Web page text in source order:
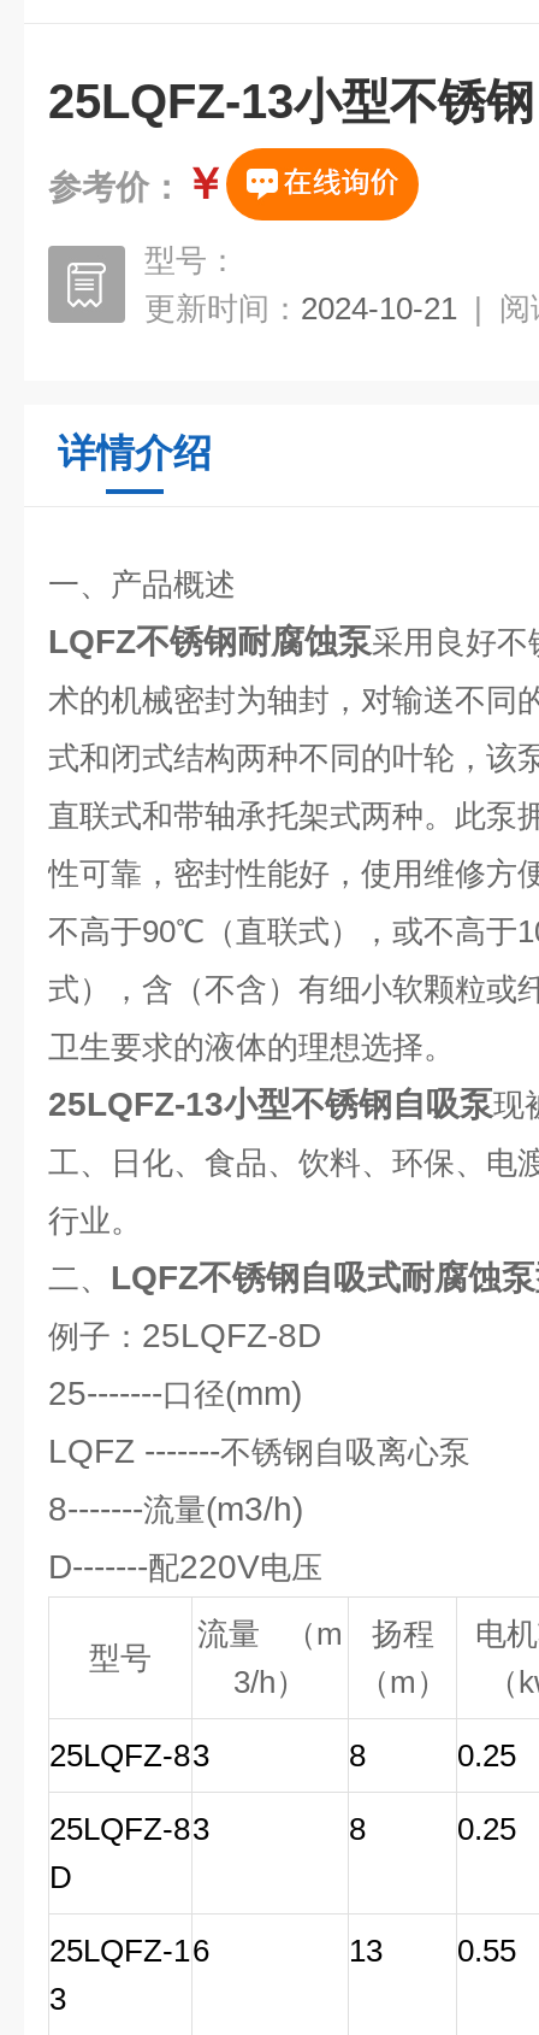
25LQFZ-13小型不锈
参考价： ￥
型号：
更新时间： 2024-10-21 | 阅
详情介绍
一、产品概述
LQFZ不锈钢耐腐蚀泵采用良好不
术的机械密封为轴封，对输送不同
式和闭式结构两种不同的叶轮，该
直联式和带轴承托架式两种。此泵
性可靠，密封性能好，使用维修方
不高于90℃（直联式），或不高于
式），含（不含）有细小软颗粒或
卫生要求的液体的理想选择。
25LQFZ-13小型不锈钢自吸泵现
工、日化、食品、饮料、环保、电
行业。
二、 LQFZ不锈钢自吸式耐腐蚀
例子： 25LQFZ-8D
25-------口径(mm)
LQFZ -------不锈钢自吸离心泵
8-------流量(m3/h)
D-------配220V电压
型号
流量 （m
3/h）
扬程
（m）
电
（
25LQFZ-83 8 0.25
25LQFZ-8
D
3 8 0.25
25LQFZ-1
3
6 13 0.55